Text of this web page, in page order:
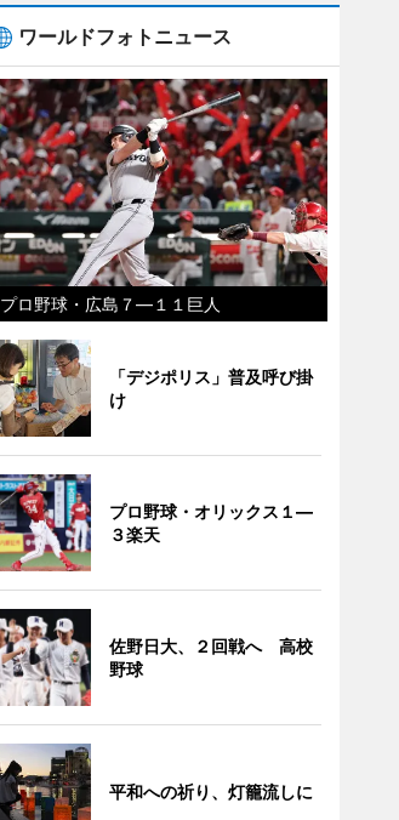
ワールドフォトニュース
プロ野球・広島７―１１巨人
「デジポリス」普及呼び掛
け
プロ野球・オリックス１―
３楽天
佐野日大、２回戦へ 高校
野球
平和への祈り、灯籠流しに